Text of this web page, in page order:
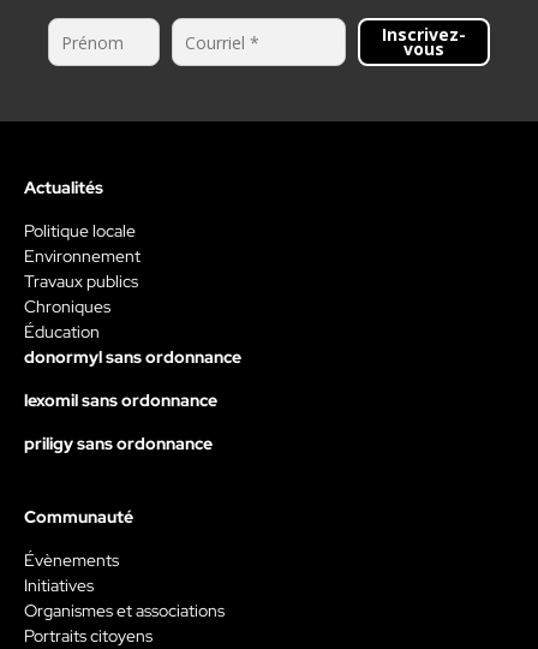
Inscrivez-
vous
Actualités
Politique locale
Environnement
Travaux publics
Chroniques
Éducation
donormyl sans ordonnance
lexomil sans ordonnance
priligy sans ordonnance
Communauté
Évènements
Initiatives
Organismes et associations
Portraits citoyens